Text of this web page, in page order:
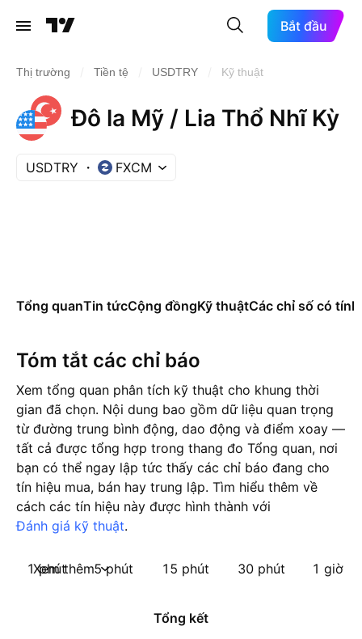
Bắt đầu
Thị trường Tiền tệ USDTRY Kỹ thuật
Đô la Mỹ / Lia Thổ Nhĩ Kỳ
USDTRY FXCM
Tổng quanTin tứcCộng đồngKỹ thuậtCác chỉ số có
Tóm tắt các chỉ báo
Xem tổng quan phân tích kỹ thuật cho khung thời
gian đã chọn. Nội dung bao gồm dữ liệu quan trọng
từ đường trung bình động, dao động và điểm xoay —
tất cả được tổng hợp trong thang đo Tổng quan, nơi
bạn có thể ngay lập tức thấy các chỉ báo đang cho
tín hiệu mua, bán hay trung lập. Tìm hiểu thêm về
cách các tín hiệu này được hình thành với
Đánh giá kỹ thuật.
1 phút 5 phút 15 phút 30 phút 1 giờ
Xem thêm
Tổng kết